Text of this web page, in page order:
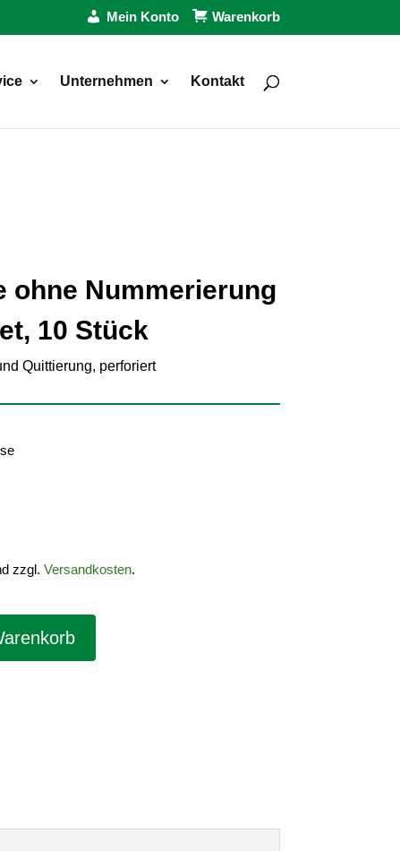
Mein Konto Warenkorb
Unternehmen Kontakt
ohne Nummerierung
10 Stück
Quittierung, perforiert
zzgl. Versandkosten.